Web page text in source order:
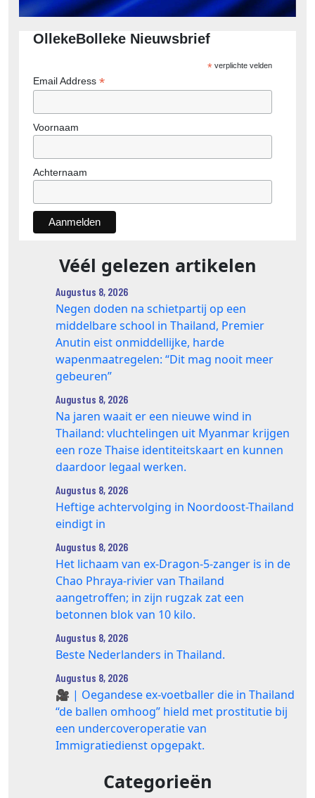
OllekeBolleke Nieuwsbrief
*verplichte velden
Email Address *
Voornaam
Achternaam
Véél gelezen artikelen
Augustus 8, 2026
Negen doden na schietpartij op een
middelbare school in Thailand, Premier
Anutin eist onmiddellijke, harde
wapenmaatregelen: “Dit mag nooit meer
gebeuren”
Augustus 8, 2026
Na jaren waait er een nieuwe wind in
Thailand: vluchtelingen uit Myanmar krijgen
een roze Thaise identiteitskaart en kunnen
daardoor legaal werken.
Augustus 8, 2026
Heftige achtervolging in Noordoost-Thailand
eindigt in
Augustus 8, 2026
Het lichaam van ex-Dragon‑5‑zanger is in de
Chao Phraya‑rivier van Thailand
aangetroffen; in zijn rugzak zat een
betonnen blok van 10 kilo.
Augustus 8, 2026
Beste Nederlanders in Thailand.
Augustus 8, 2026
🎥 | Oegandese ex-voetballer die in Thailand
“de ballen omhoog” hield met prostitutie bij
een undercoveroperatie van
Immigratiedienst opgepakt.
Categorieën